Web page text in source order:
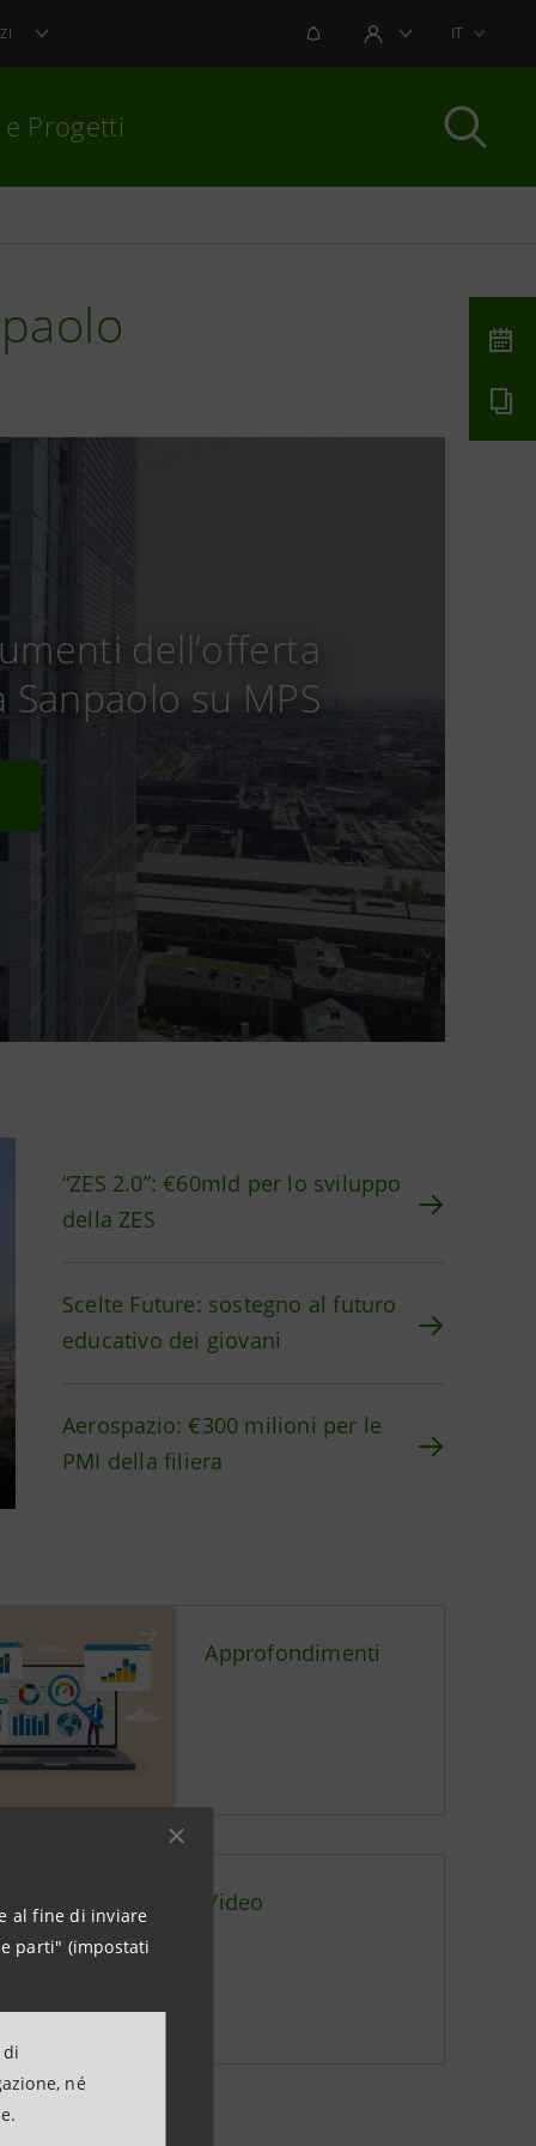
al fine di inviare
parti" (impostati
né
NOTIFICHEAREA UTENTEIT
e Progetti
dell’offerta
su MPS
“ZES 2.0”: €60mld per lo sviluppo
della ZES
Scelte Future: sostegno al futuro
educativo dei giovani
Aerospazio: €300 milioni per le
PMI della filiera
Approfondimenti
Video